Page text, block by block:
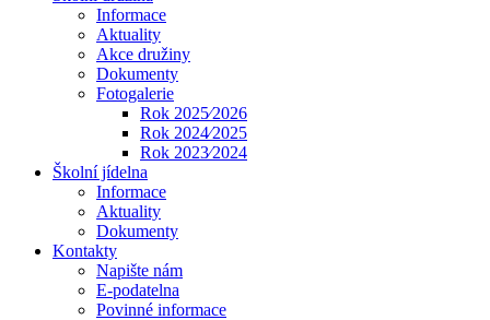
Informace
Aktuality
Akce družiny
Dokumenty
Fotogalerie
Rok 2025⁄2026
Rok 2024⁄2025
Rok 2023⁄2024
Školní jídelna
Informace
Aktuality
Dokumenty
Kontakty
Napište nám
E-podatelna
Povinné informace